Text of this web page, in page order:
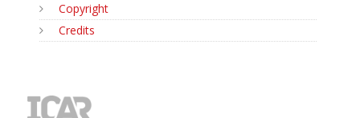
Copyright
Credits